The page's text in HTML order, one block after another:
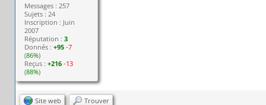
Messages : 257
Sujets : 24
Inscription : Juin
2007
Réputation :3
Donnés :+95 -7
(86%)
Reçus :+216 -13
(88%)
Site web Trouver